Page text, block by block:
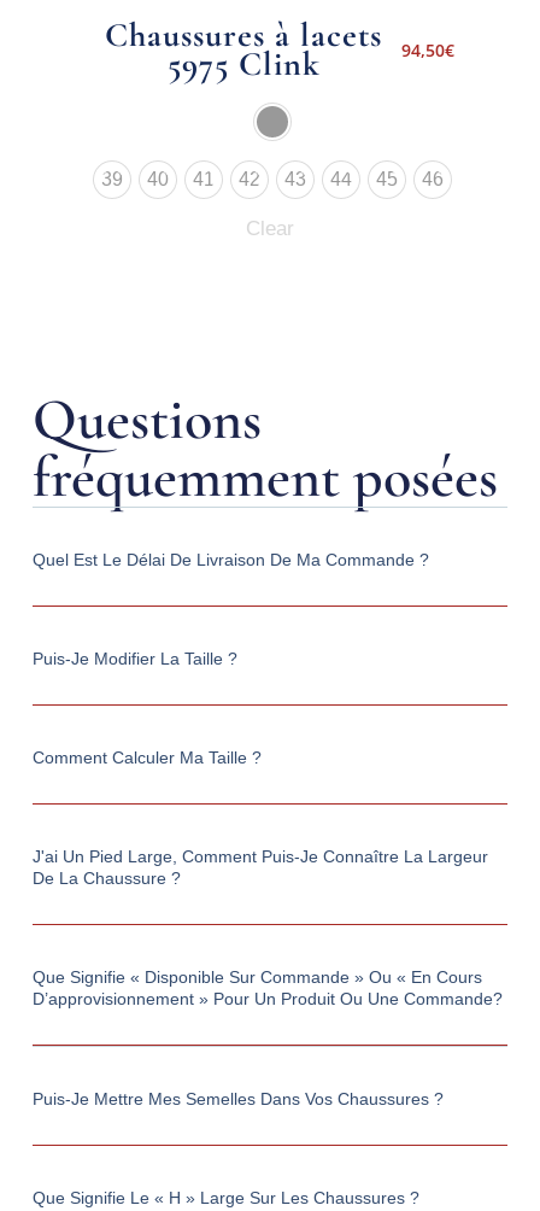
Chaussures à lacets
5975 Clink 94,50€
39 40 41 42 43 44 45 46
Clear
Questions
fréquemment posées
Quel Est Le Délai De Livraison De Ma Commande ?
Puis-Je Modifier La Taille ?
Comment Calculer Ma Taille ?
J'ai Un Pied Large, Comment Puis-Je Connaître La Largeur
De La Chaussure ?
Que Signifie « Disponible Sur Commande » Ou « En Cours
D’approvisionnement » Pour Un Produit Ou Une Commande?
Puis-Je Mettre Mes Semelles Dans Vos Chaussures ?
Que Signifie Le « H » Large Sur Les Chaussures ?